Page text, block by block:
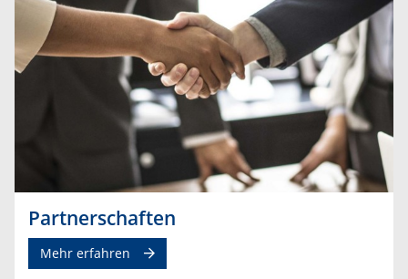
Partnerschaften
Mehr erfahren